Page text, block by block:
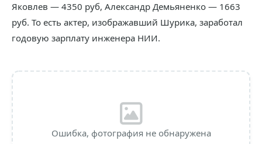
Яковлев — 4350 руб, Александр Демьяненко — 1663
руб. То есть актер, изображавший Шурика, заработал
годовую зарплату инженера НИИ.
Ошибка, фотография не обнаружена